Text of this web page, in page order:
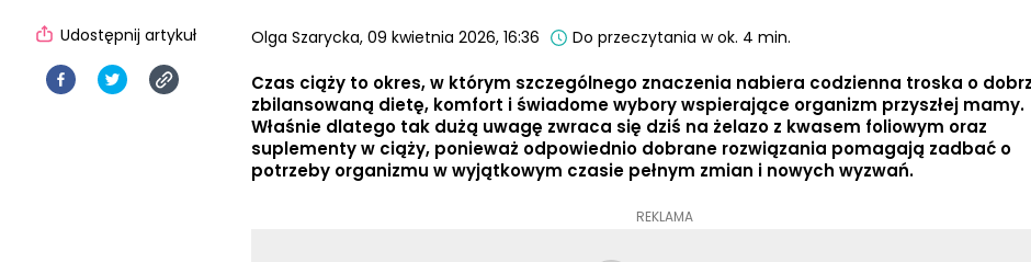
Olga Szarycka, 09 kwietnia 2026, 16:36 Do przeczytania w ok. 4 min.
Czas ciąży to okres, w którym szczególnego znaczenia nabiera codzienna troska o
zbilansowaną dietę, komfort i świadome wybory wspierające organizm przyszłej mamy.
Właśnie dlatego tak dużą uwagę zwraca się dziś na żelazo z kwasem foliowym oraz
suplementy w ciąży, ponieważ odpowiednio dobrane rozwiązania pomagają zadbać o
potrzeby organizmu w wyjątkowym czasie pełnym zmian i nowych wyzwań.
REKLAMA
Udostępnij artykuł